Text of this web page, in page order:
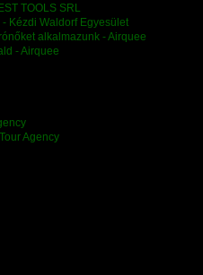
TOOLS SRL
Kézdi Waldorf Egyesület
alkalmazunk - Airquee
- Airquee
Agency